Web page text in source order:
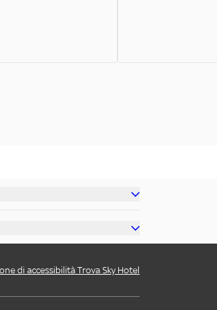
di accessibilità Trova Sky Hotel